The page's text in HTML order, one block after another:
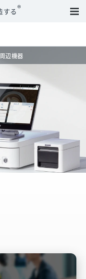
する®
周辺機器